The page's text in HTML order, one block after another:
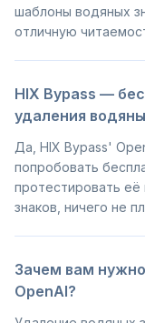
шаблоны водяных
отличную
HIX Bypass —
удаления
Да, HIX Bypass'
попробовать
протестировать
знаков, ничего не
Зачем вам
OpenAI?